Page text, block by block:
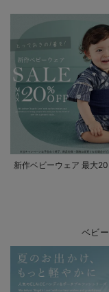
新作ベビーウェア 最大
ベビ